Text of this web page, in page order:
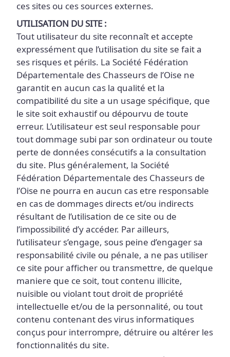
ces sites ou ces sources externes.
UTILISATION DU SITE :
Tout utilisateur du site reconnaît et accepte
expressément que l’utilisation du site se fait a
ses risques et périls. La Société Fédération
Départementale des Chasseurs de l’Oise ne
garantit en aucun cas la qualité et la
compatibilité du site a un usage spécifique, que
le site soit exhaustif ou dépourvu de toute
erreur. L’utilisateur est seul responsable pour
tout dommage subi par son ordinateur ou toute
perte de données consécutifs a la consultation
du site. Plus généralement, la Société
Fédération Départementale des Chasseurs de
l’Oise ne pourra en aucun cas etre responsable
en cas de dommages directs et/ou indirects
résultant de l’utilisation de ce site ou de
l’impossibilité d’y accéder. Par ailleurs,
l’utilisateur s’engage, sous peine d’engager sa
responsabilité civile ou pénale, a ne pas utiliser
ce site pour afficher ou transmettre, de quelque
maniere que ce soit, tout contenu illicite,
nuisible ou violant tout droit de propriété
intellectuelle et/ou de la personnalité, ou tout
contenu contenant des virus informatiques
conçus pour interrompre, détruire ou altérer les
fonctionnalités du site.